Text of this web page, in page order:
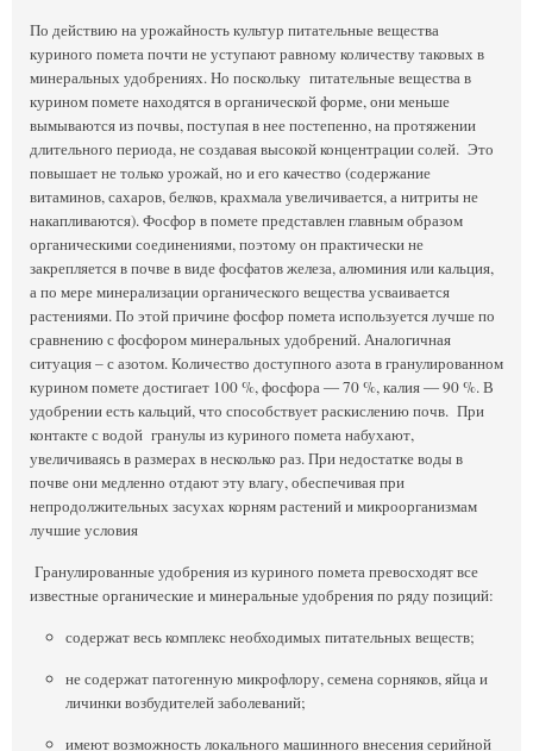
По действию на урожайность культур питательные вещества
куриного помета почти не уступают равному количеству таковых в
минеральных удобрениях. Но поскольку питательные вещества в
курином помете находятся в органической форме, они меньше
вымываются из почвы, поступая в нее постепенно, на протяжении
длительного периода, не создавая высокой концентрации солей. Это
повышает не только урожай, но и его качество (содержание
витаминов, сахаров, белков, крахмала увеличивается, а нитриты не
накапливаются). Фосфор в помете представлен главным образом
органическими соединениями, поэтому он практически не
закрепляется в почве в виде фосфатов железа, алюминия или кальция,
а по мере минерализации органического вещества усваивается
растениями. По этой причине фосфор помета используется лучше по
сравнению с фосфором минеральных удобрений. Аналогичная
ситуация – с азотом. Количество доступного азота в гранулированном
курином помете достигает 100 %, фосфора ― 70 %, калия ― 90 %. В
удобрении есть кальций, что способствует раскислению почв. При
контакте с водой гранулы из куриного помета набухают,
увеличиваясь в размерах в несколько раз. При недостатке воды в
почве они медленно отдают эту влагу, обеспечивая при
непродолжительных засухах корням растений и микроорганизмам
лучшие условия
Гранулированные удобрения из куриного помета превосходят все
известные органические и минеральные удобрения по ряду позиций:
содержат весь комплекс необходимых питательных веществ;
не содержат патогенную микрофлору, семена сорняков, яйца и
личинки возбудителей заболеваний;
имеют возможность локального машинного внесения серийной